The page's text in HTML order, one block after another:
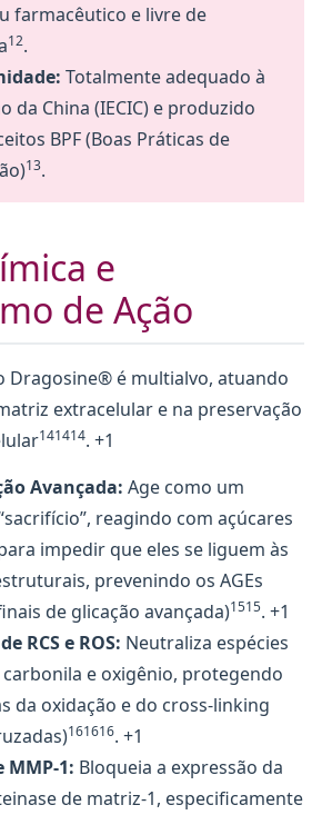
farmacêutico e livre de
12.
Totalmente adequado à
da China (IECIC) e produzido
BPF (Boas Práticas de
13.
e
de Ação
Dragosine® é multialvo, atuando
extracelular e na preservação
141414. +1
Avançada: Age como um
reagindo com açúcares
impedir que eles se liguem às
prevenindo os AGEs
de glicação avançada)1515. +1
RCS e ROS: Neutraliza espécies
e oxigênio, protegendo
da oxidação e do cross-linking
161616. +1
MMP-1: Bloqueia a expressão da
de matriz-1, especificamente